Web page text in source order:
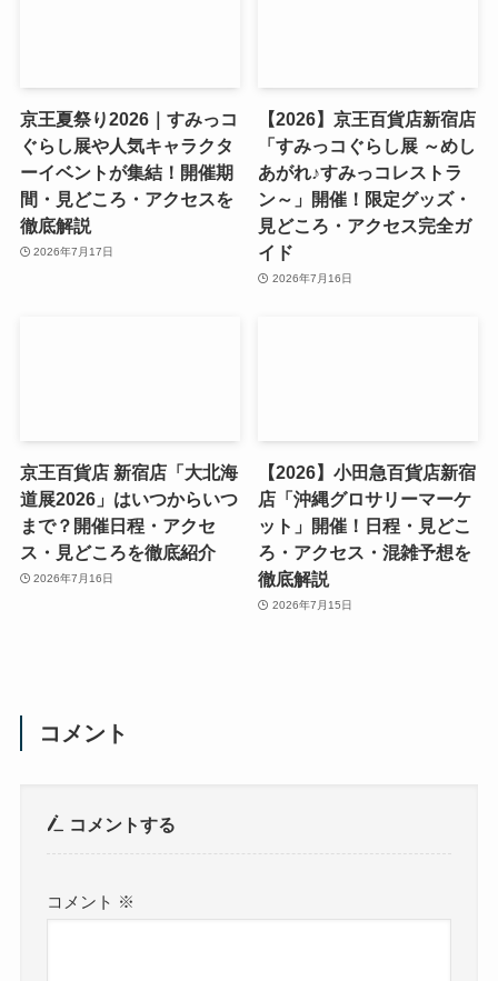
京王夏祭り2026｜すみっコ
ぐらし展や人気キャラクタ
ーイベントが集結！開催期
間・見どころ・アクセスを
徹底解説
2026年7月17日
【2026】京王百貨店新宿店
「すみっコぐらし展 ～めし
あがれ♪すみっコレストラ
ン～」開催！限定グッズ・
見どころ・アクセス完全ガ
イド
2026年7月16日
京王百貨店 新宿店「大北海
道展2026」はいつからいつ
まで？開催日程・アクセ
ス・見どころを徹底紹介
2026年7月16日
【2026】小田急百貨店新宿
店「沖縄グロサリーマーケ
ット」開催！日程・見どこ
ろ・アクセス・混雑予想を
徹底解説
2026年7月15日
コメント
コメントする
コメント ※